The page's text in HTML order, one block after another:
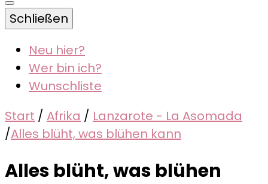
Schließen
Neu hier?
Wer bin ich?
Wunschliste
Start / Afrika / Lanzarote - La Asomada
/Alles blüht, was blühen kann
Alles blüht, was blühen